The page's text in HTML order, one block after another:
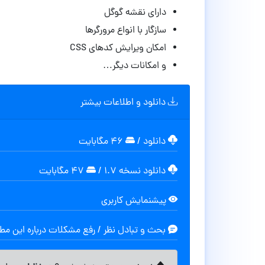
دارای نقشه گوگل
سازگار با انواع مرورگرها
امکان ویرایش کدهای CSS
و امکانات دیگر…
دانلود و اطلاعات بیشتر
دانلود /
دانلود نسخه ۱.۷ /
پیشنمایش کاربری
بحث و تبادل نظر / رفع مشکلات درباره این